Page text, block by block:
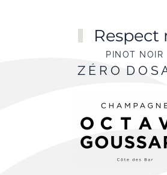
Skip to main contentRespect
PINOT NOIR
Z É R O D O S